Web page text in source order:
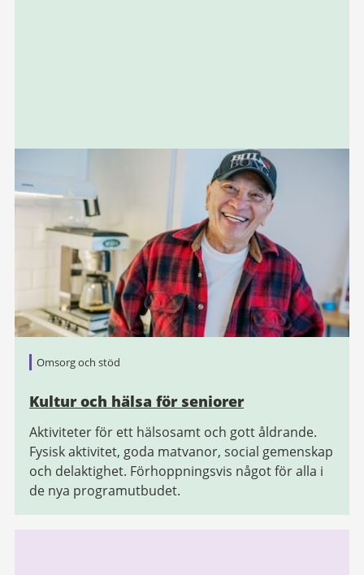
Omsorg och stöd
Kultur och hälsa för seniorer
Aktiviteter för ett hälsosamt och gott åldrande.
Fysisk aktivitet, goda matvanor, social gemenskap
och delaktighet. Förhoppningsvis något för alla i
de nya programutbudet.